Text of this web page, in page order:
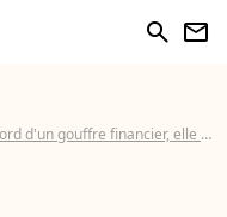
search newsletter
financier, elle vit avec 500€ d'allocation handicapé